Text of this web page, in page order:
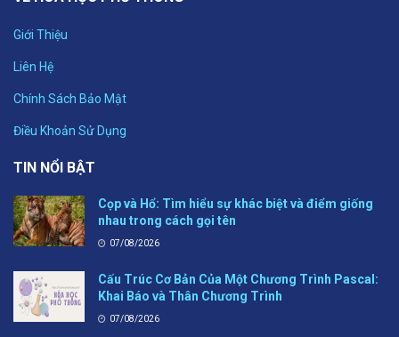
Giới Thiệu
Liên Hệ
Chính Sách Bảo Mật
Điều Khoản Sử Dụng
TIN NỔI BẬT
Cọp và Hổ: Tìm hiểu sự khác biệt và điểm giống
nhau trong cách gọi tên
07/08/2026
Cấu Trúc Cơ Bản Của Một Chương Trình Pascal:
Khai Báo và Thân Chương Trình
07/08/2026